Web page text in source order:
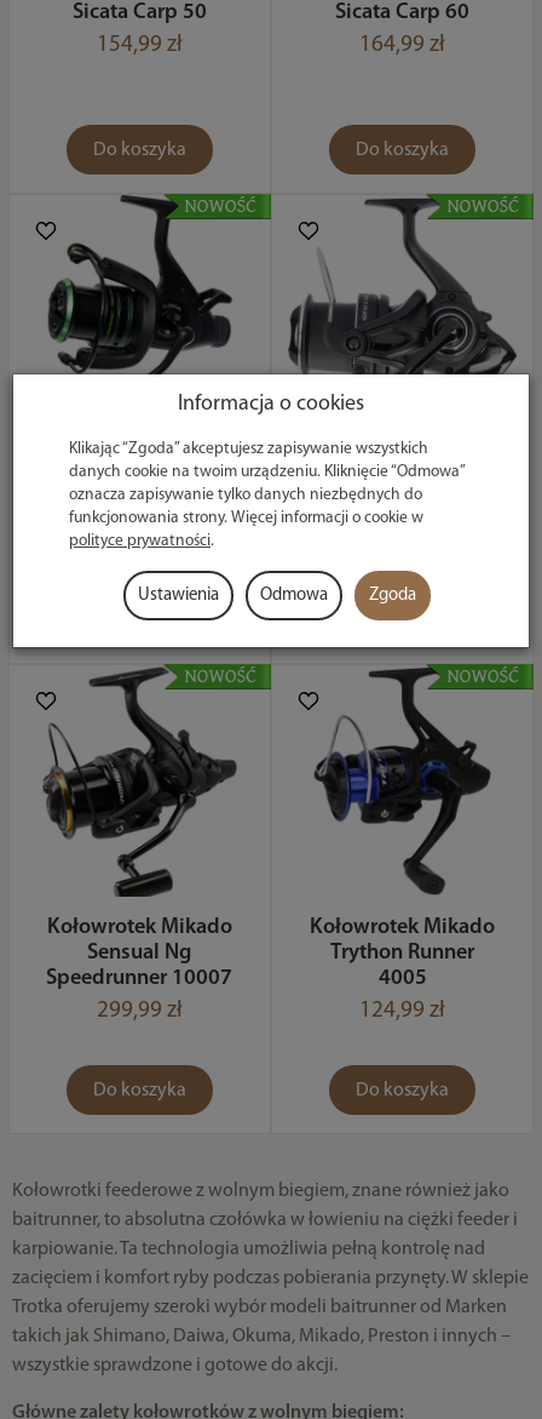
Sicata Carp 50
154,99 zł
Do koszyka
Sicata Carp 60
164,99 zł
Do koszyka
Kołowrotek Flagman
Armadale Basic
Feeder F1 Special
4500 FS
349,99 zł
Do koszyka
Kołowrotek Daiwa
24 Vertice 5000C
455,39 zł
Rabat: 1 %
Do koszyka
Kołowrotek Mikado
Sensual Ng
Speedrunner 10007
299,99 zł
Do koszyka
Kołowrotek Mikado
Trython Runner
4005
124,99 zł
Do koszyka
Kołowrotki feederowe z wolnym biegiem, znane również jako
baitrunner, to absolutna czołówka w łowieniu na ciężki feeder i
karpiowanie. Ta technologia umożliwia pełną kontrolę nad
zacięciem i komfort ryby podczas pobierania przynęty. W sklepie
Trotka oferujemy szeroki wybór modeli baitrunner od Marken
takich jak Shimano, Daiwa, Okuma, Mikado, Preston i innych –
wszystkie sprawdzone i gotowe do akcji.
Główne zalety kołowrotków z wolnym biegiem:
Informacja o cookies
Klikając “Zgoda” akceptujesz zapisywanie wszystkich
danych cookie na twoim urządzeniu. Kliknięcie “Odmowa”
oznacza zapisywanie tylko danych niezbędnych do
funkcjonowania strony. Więcej informacji o cookie w
polityce prywatności.
Ustawienia Odmowa Zgoda